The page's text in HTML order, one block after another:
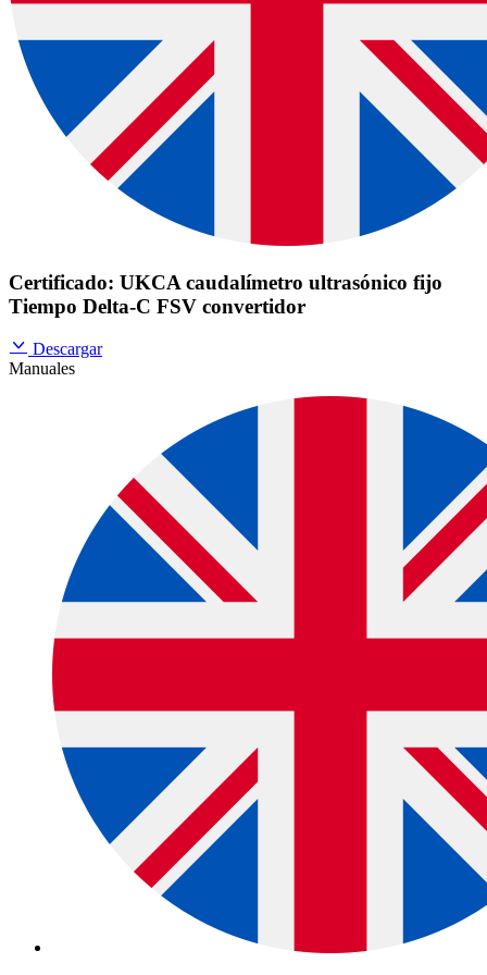
Certificado: UKCA caudalímetro ultrasónico fijo
Tiempo Delta-C FSV convertidor
Descargar
Manuales